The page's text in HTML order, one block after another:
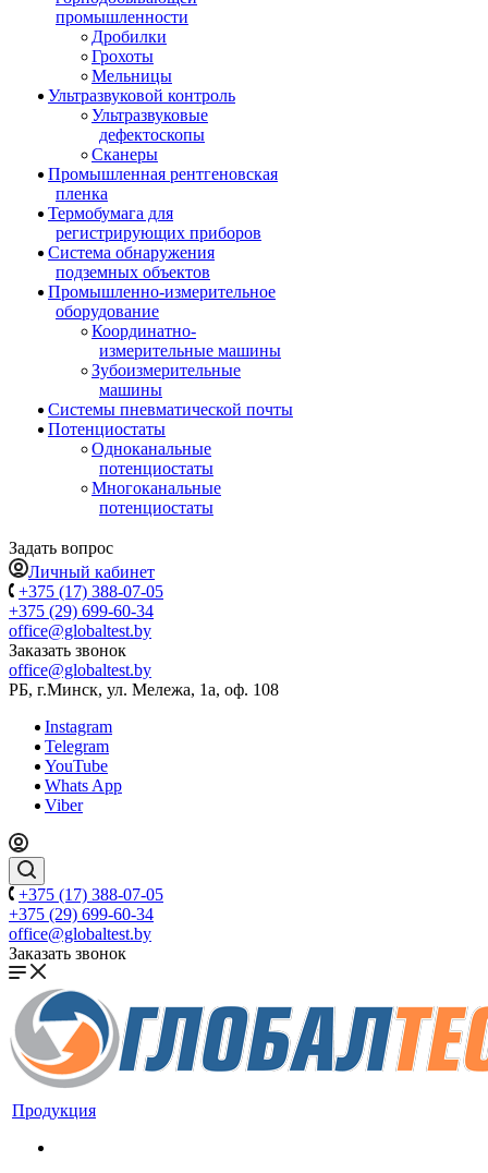
промышленности
Дробилки
Грохоты
Мельницы
Ультразвуковой контроль
Ультразвуковые
дефектоскопы
Сканеры
Промышленная рентгеновская
пленка
Термобумага для
регистрирующих приборов
Система обнаружения
подземных объектов
Промышленно-измерительное
оборудование
Координатно-
измерительные машины
Зубоизмерительные
машины
Системы пневматической почты
Потенциостаты
Одноканальные
потенциостаты
Многоканальные
потенциостаты
Задать вопрос
Личный кабинет
+375 (17) 388-07-05
+375 (29) 699-60-34
office@globaltest.by
Заказать звонок
office@globaltest.by
РБ, г.Минск, ул. Мележа, 1а, оф. 108
Instagram
Telegram
YouTube
Whats App
Viber
+375 (17) 388-07-05
+375 (29) 699-60-34
office@globaltest.by
Заказать звонок
Продукция